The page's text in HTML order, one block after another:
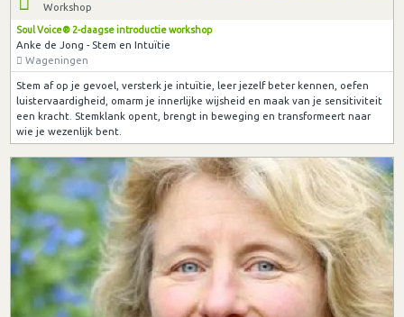
Workshop
Soul Voice® 2-daagse introductie workshop
Anke de Jong - Stem en Intuïtie
Wageningen
Stem af op je gevoel, versterk je intuïtie, leer jezelf beter kennen, oefen
luistervaardigheid, omarm je innerlijke wijsheid en maak van je sensitiviteit
een kracht. Stemklank opent, brengt in beweging en transformeert naar
wie je wezenlijk bent.